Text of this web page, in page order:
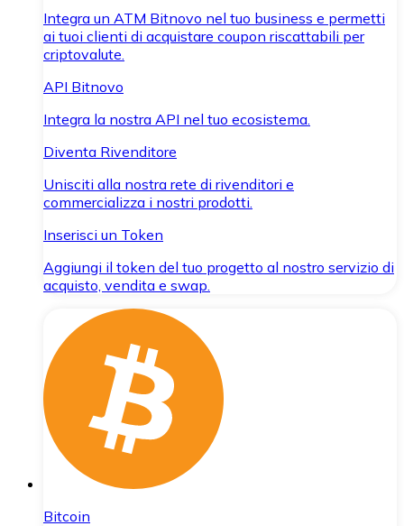
Integra un ATM Bitnovo nel tuo business e permetti
ai tuoi clienti di acquistare coupon riscattabili per
criptovalute.
API Bitnovo
Integra la nostra API nel tuo ecosistema.
Diventa Rivenditore
Unisciti alla nostra rete di rivenditori e
commercializza i nostri prodotti.
Inserisci un Token
Aggiungi il token del tuo progetto al nostro servizio di
acquisto, vendita e swap.
Bitcoin